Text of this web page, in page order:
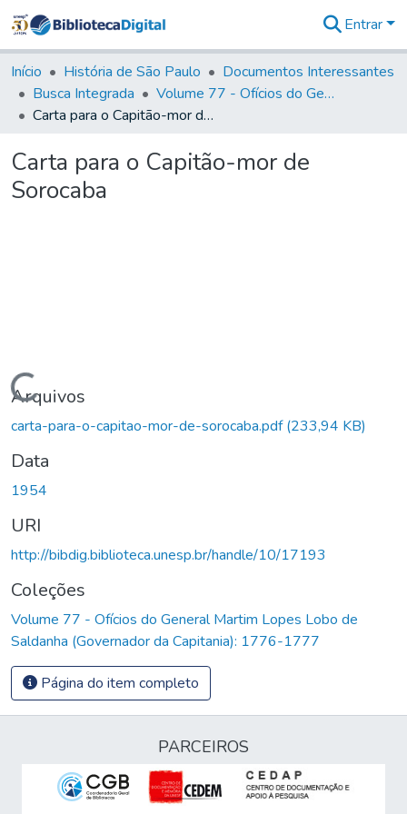
&
Coleções
Tudo na
Biblioteca
Estatísticas
Entrar
Início História de São Paulo
Documentos Interessantes
Busca Integrada
Volume 77 - Ofícios do General Martim Lopes Lobo de Saldanha (Governador da Capitania): 1776-1777
Carta para o Capitão-mor de Sorocaba
Carta para o Capitão-mor de
Sorocaba
Carregando...
Arquivos
carta-para-o-capitao-mor-de-sorocaba.pdf(233,94 KB)
Data
1954
URI
http://bibdig.biblioteca.unesp.br/handle/10/17193
Coleções
Volume 77 - Ofícios do General Martim Lopes Lobo de
Saldanha (Governador da Capitania): 1776-1777
Página do item completo
PARCEIROS